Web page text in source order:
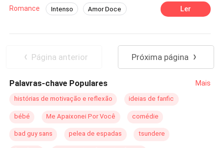
namorado. Amanda ajuda-a, mas será que ela vai se
meter numa grande confusão?
Romance Intenso Amor Doce Ler
Página anterior Próxima página
Palavras-chave Populares Mais
histórias de motivação e reflexão ideias de fanfic
bébé Me Apaixonei Por Você comédie
bad guy sans pelea de espadas tsundere